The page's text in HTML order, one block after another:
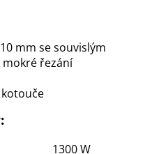
mm se souvislým
řezání
1300 W